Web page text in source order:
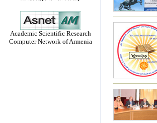
Academic Scientific Research
Computer Network of Armenia